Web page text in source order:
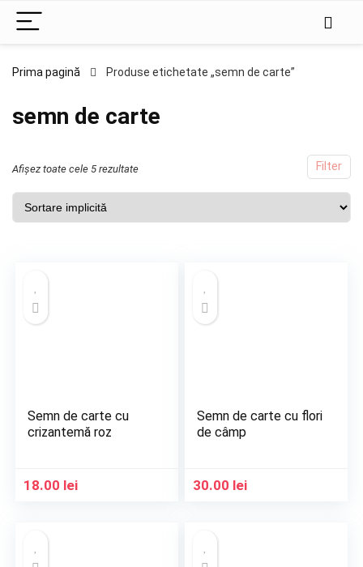
Prima pagină Produse etichetate „semn de carte”
semn de carte
Filter
Afișez toate cele 5 rezultate
Semn de carte cu
crizantemă roz
18.00 lei
Semn de carte cu flori
de câmp
30.00 lei